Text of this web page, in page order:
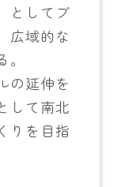
としてブ
広域的な
の延伸を
して南北
りを目指